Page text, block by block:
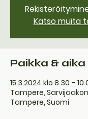
Katso muita
Paikka & aika
15.3.2024 klo 8.30 –
Tampere,
Tampere, Suomi